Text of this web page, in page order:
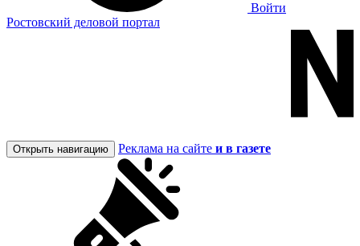
Войти
Ростовский деловой портал
Открыть навигацию Реклама на сайте и в газете